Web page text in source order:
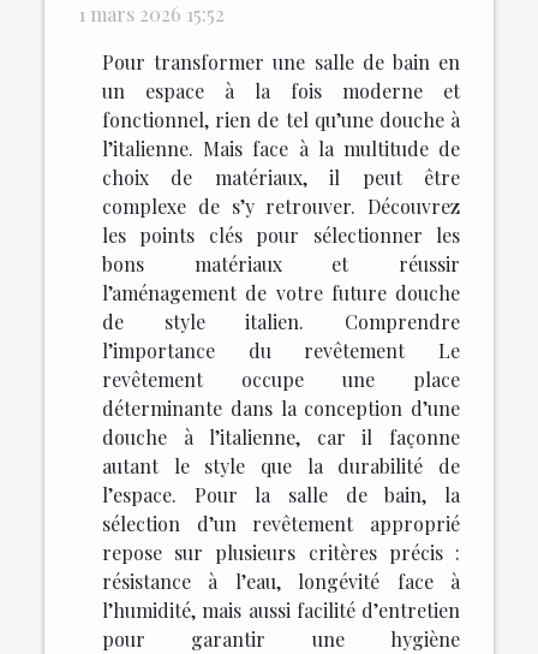
1 mars 2026 15:52
Pour transformer une salle de bain en
un espace à la fois moderne et
fonctionnel, rien de tel qu’une douche à
l’italienne. Mais face à la multitude de
choix de matériaux, il peut être
complexe de s’y retrouver. Découvrez
les points clés pour sélectionner les
bons matériaux et réussir
l’aménagement de votre future douche
de style italien. Comprendre
l’importance du revêtement Le
revêtement occupe une place
déterminante dans la conception d’une
douche à l’italienne, car il façonne
autant le style que la durabilité de
l’espace. Pour la salle de bain, la
sélection d’un revêtement approprié
repose sur plusieurs critères précis :
résistance à l’eau, longévité face à
l’humidité, mais aussi facilité d’entretien
pour garantir une hygiène